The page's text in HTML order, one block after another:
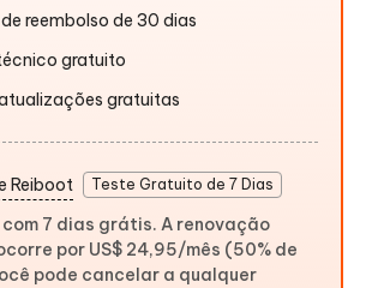
reembolso de 30 dias
gratuito
gratuitas
Reiboot Teste Gratuito de 7 Dias
com 7 dias grátis. A renovação
por US$ 24,95/mês (50% de
pode cancelar a qualquer